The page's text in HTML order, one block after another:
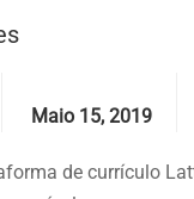
Maio 15, 2019
de currículo